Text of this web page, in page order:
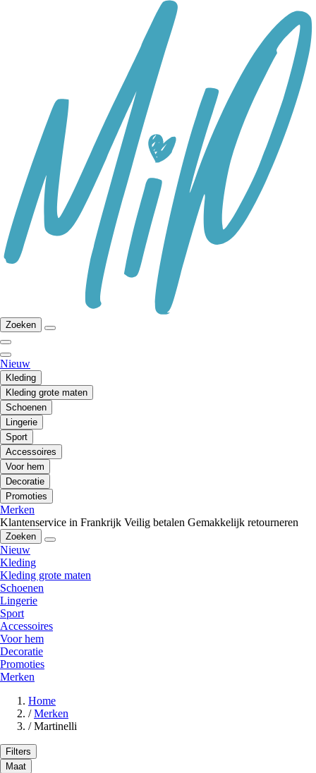
Zoeken
Nieuw
Kleding
Kleding grote maten
Schoenen
Lingerie
Sport
Accessoires
Voor hem
Decoratie
Promoties
Merken
Klantenservice in Frankrijk Veilig betalen Gemakkelijk retourneren
Zoeken
Nieuw
Kleding
Kleding grote maten
Schoenen
Lingerie
Sport
Accessoires
Voor hem
Decoratie
Promoties
Merken
Home
/ Merken
/ Martinelli
Filters
Maat